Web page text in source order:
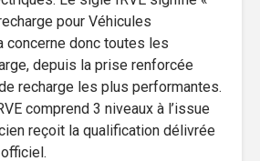
pour Véhicules
concerne donc toutes les
depuis la prise renforcée
recharge les plus performantes.
comprend 3 niveaux à l’issue
reçoit la qualification délivrée